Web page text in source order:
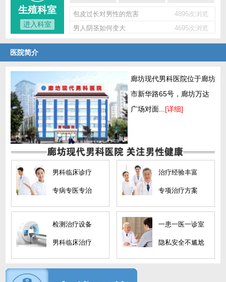
生殖科室
进入科室
包皮过长对男性的危害
4895次浏览
男人阴茎如何变大
4695次浏览
医院简介
廊坊现代男科医院位于廊坊
市新华路65号，廊坊万达
广场对面... [详细]
男科临床诊疗
专病专医专治
治疗经验丰富
专项治疗方案
检测治疗设备
男科临床治疗
一患一医一诊室
隐私安全不尴尬